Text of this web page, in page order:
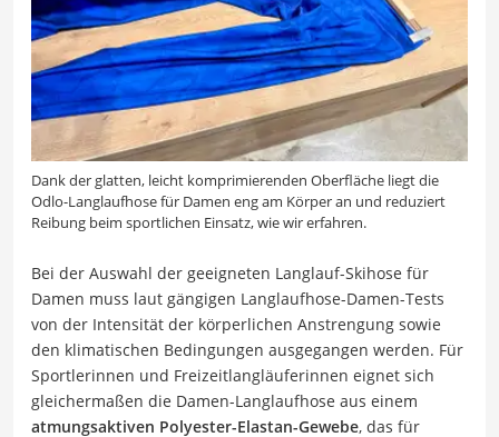
Dank der glatten, leicht komprimierenden Oberfläche liegt die
Odlo-Langlaufhose für Damen eng am Körper an und reduziert
Reibung beim sportlichen Einsatz, wie wir erfahren.
Bei der Auswahl der geeigneten Langlauf-Skihose für
Damen muss laut gängigen Langlaufhose-Damen-Tests
von der Intensität der körperlichen Anstrengung sowie
den klimatischen Bedingungen ausgegangen werden. Für
Sportlerinnen und Freizeitlangläuferinnen eignet sich
gleichermaßen die Damen-Langlaufhose aus einem
atmungsaktiven Polyester-Elastan-Gewebe, das für